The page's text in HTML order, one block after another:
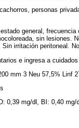
personas
general,
sin lesiones.
irritación peritoneal.
e ingresa a cuidados
mm 3 Neu 57,5% Linf
0,39 mg/dl, BI: 0,40